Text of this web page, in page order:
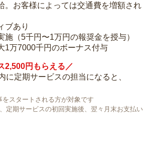
お客様によっては交通費を増額され
ブあり
施（5千円〜1万円の報奨金を授与）
1万7000千円のボーナス付与
2,500円もらえる／
に定期サービスの担当になると、
スタートされる方が対象です
定期サービスの初回実施後、翌々月末お支払い